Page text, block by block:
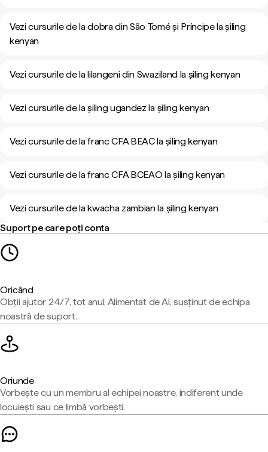
Vezi cursurile de la dobra din São Tomé și Príncipe la șiling
kenyan
Vezi cursurile de la lilangeni din Swaziland la șiling kenyan
Vezi cursurile de la șiling ugandez la șiling kenyan
Vezi cursurile de la franc CFA BEAC la șiling kenyan
Vezi cursurile de la franc CFA BCEAO la șiling kenyan
Vezi cursurile de la kwacha zambian la șiling kenyan
Suport pe care poți conta
Oricând
Obții ajutor 24/7, tot anul. Alimentat de AI, susținut de echipa
noastră de suport.
Oriunde
Vorbește cu un membru al echipei noastre, indiferent unde
locuiești sau ce limbă vorbești.